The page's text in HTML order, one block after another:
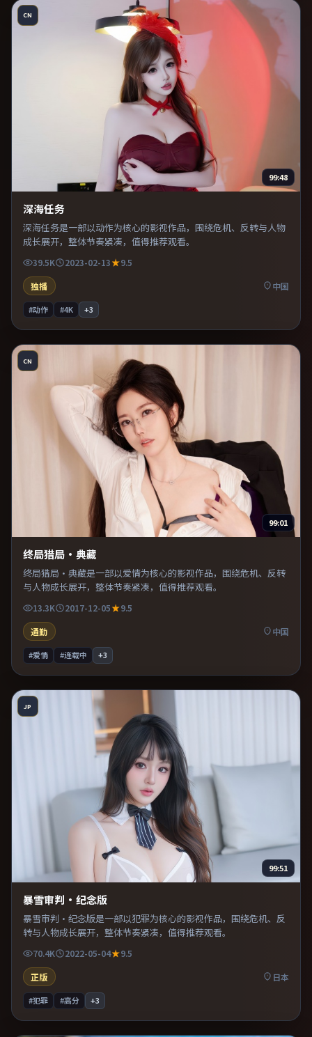
CN
99:48
深海任务
深海任务是一部以动作为核心的影视作品，围绕危机、反转与人物
成长展开，整体节奏紧凑，值得推荐观看。
39.5K 2023-02-13
9.5
独播
中国
#动作 #4K +3
CN
99:01
终局猎局·典藏
终局猎局·典藏是一部以爱情为核心的影视作品，围绕危机、反转
与人物成长展开，整体节奏紧凑，值得推荐观看。
13.3K 2017-12-05
9.5
通勤
中国
#爱情 #连载中 +3
JP
99:51
暴雪审判·纪念版
暴雪审判·纪念版是一部以犯罪为核心的影视作品，围绕危机、反
转与人物成长展开，整体节奏紧凑，值得推荐观看。
70.4K 2022-05-04
9.5
正版
日本
#犯罪 #高分 +3